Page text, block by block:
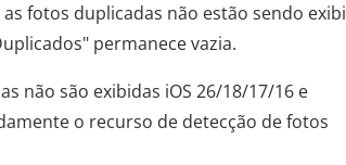
fotos duplicadas não estão sendo
permanece vazia.
não são exibidas iOS 26/18/17/16 e
o recurso de detecção de fotos